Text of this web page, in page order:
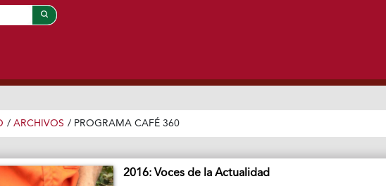
/ ARCHIVOS / PROGRAMA CAFÉ 360
2016: Voces de la Actualidad